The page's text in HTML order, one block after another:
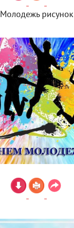
Молодежь рисунок